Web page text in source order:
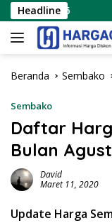
Langsung
ke
konten
Headline
2026
Beranda Sembako
Sembako
Daftar
Bulan
David
Maret 11, 2020
Update Harga